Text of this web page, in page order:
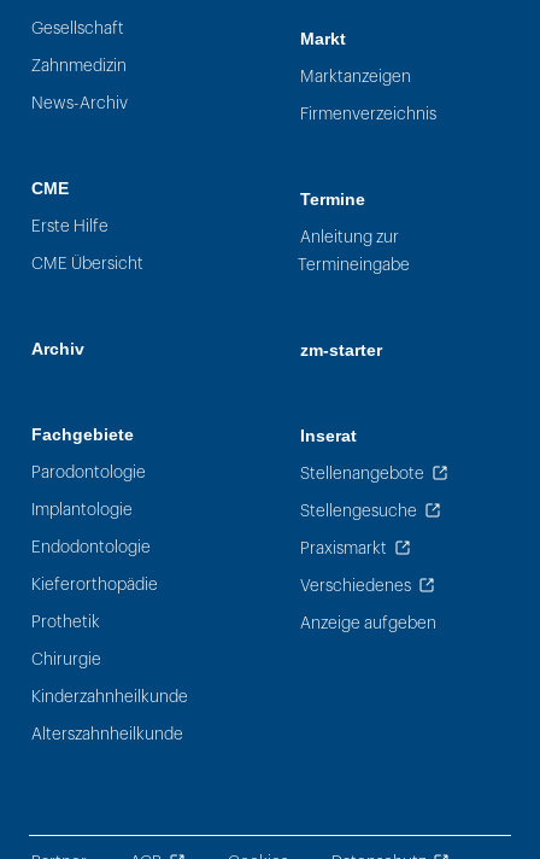
Gesellschaft
Zahnmedizin
News-Archiv
CME
Erste Hilfe
CME Übersicht
Archiv
Fachgebiete
Parodontologie
Implantologie
Endodontologie
Kieferorthopädie
Prothetik
Chirurgie
Kinderzahnheilkunde
Alterszahnheilkunde
Markt
Marktanzeigen
Firmenverzeichnis
Termine
Anleitung zur
Termineingabe
zm-starter
Inserat
Stellenangebote
Stellengesuche
Praxismarkt
Verschiedenes
Anzeige aufgeben